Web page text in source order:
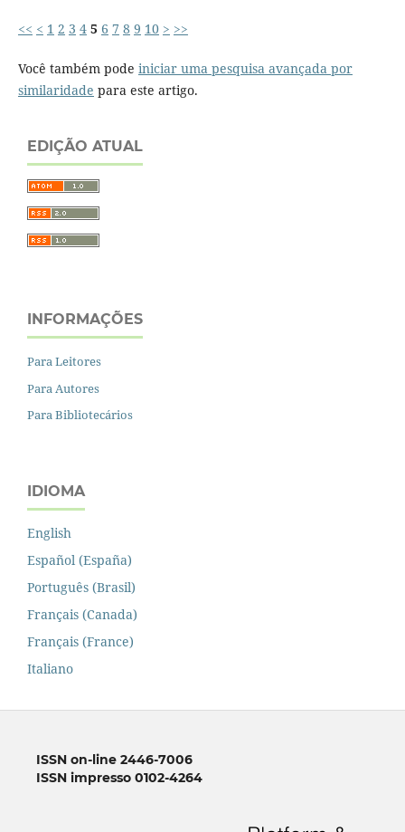
<< < 1 2 3 4 5 6 7 8 9 10 > >>
Você também pode iniciar uma pesquisa avançada por
similaridade para este artigo.
EDIÇÃO ATUAL
INFORMAÇÕES
Para Leitores
Para Autores
Para Bibliotecários
IDIOMA
English
Español (España)
Português (Brasil)
Français (Canada)
Français (France)
Italiano
ISSN on-line 2446-7006
ISSN impresso 0102-4264